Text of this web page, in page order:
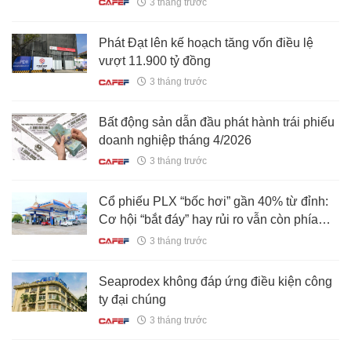
Phát Đạt lên kế hoạch tăng vốn điều lệ
vượt 11.900 tỷ đồng
3 tháng trước
Bất động sản dẫn đầu phát hành trái phiếu
doanh nghiệp tháng 4/2026
3 tháng trước
Cổ phiếu PLX “bốc hơi” gần 40% từ đỉnh:
Cơ hội “bắt đáy” hay rủi ro vẫn còn phía
trước?
3 tháng trước
Seaprodex không đáp ứng điều kiện công
ty đại chúng
3 tháng trước